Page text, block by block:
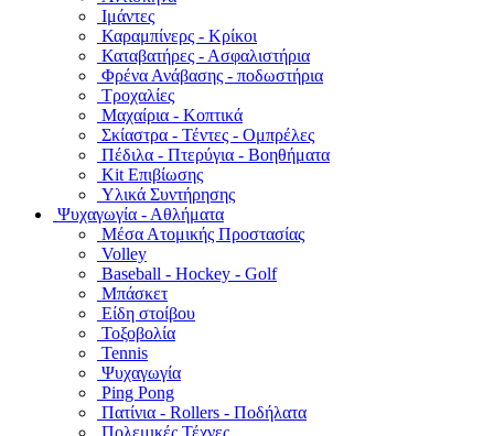
Ιμάντες
Καραμπίνερς - Κρίκοι
Καταβατήρες - Ασφαλιστήρια
Φρένα Ανάβασης - ποδωστήρια
Τροχαλίες
Μαχαίρια - Κοπτικά
Σκίαστρα - Τέντες - Ομπρέλες
Πέδιλα - Πτερύγια - Βοηθήματα
Kit Επιβίωσης
Υλικά Συντήρησης
Ψυχαγωγία - Αθλήματα
Μέσα Ατομικής Προστασίας
Volley
Baseball - Hockey - Golf
Μπάσκετ
Είδη στοίβου
Τοξοβολία
Tennis
Ψυχαγωγία
Ping Pong
Πατίνια - Rollers - Ποδήλατα
Πολεμικές Τέχνες